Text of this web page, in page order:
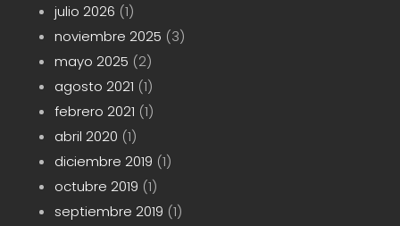
julio 2026 (1)
noviembre 2025 (3)
mayo 2025 (2)
agosto 2021 (1)
febrero 2021 (1)
abril 2020 (1)
diciembre 2019 (1)
octubre 2019 (1)
septiembre 2019 (1)